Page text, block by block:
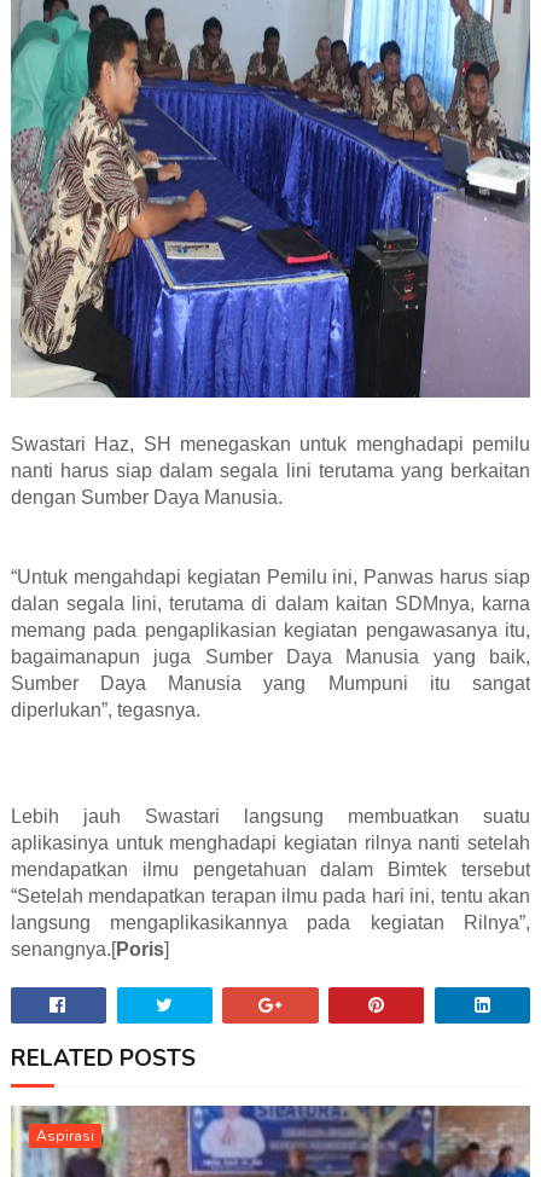
Swastari Haz, SH menegaskan untuk menghadapi pemilu
nanti harus siap dalam segala lini terutama yang berkaitan
dengan Sumber Daya Manusia.
“Untuk mengahdapi kegiatan Pemilu ini, Panwas harus siap
dalan segala lini, terutama di dalam kaitan SDMnya, karna
memang pada pengaplikasian kegiatan pengawasanya itu,
bagaimanapun juga Sumber Daya Manusia yang baik,
Sumber Daya Manusia yang Mumpuni itu sangat
diperlukan”, tegasnya.
Lebih jauh Swastari langsung membuatkan suatu
aplikasinya untuk menghadapi kegiatan rilnya nanti setelah
mendapatkan ilmu pengetahuan dalam Bimtek tersebut
“Setelah mendapatkan terapan ilmu pada hari ini, tentu akan
langsung mengaplikasikannya pada kegiatan Rilnya”,
senangnya.[Poris]
RELATED POSTS
Aspirasi